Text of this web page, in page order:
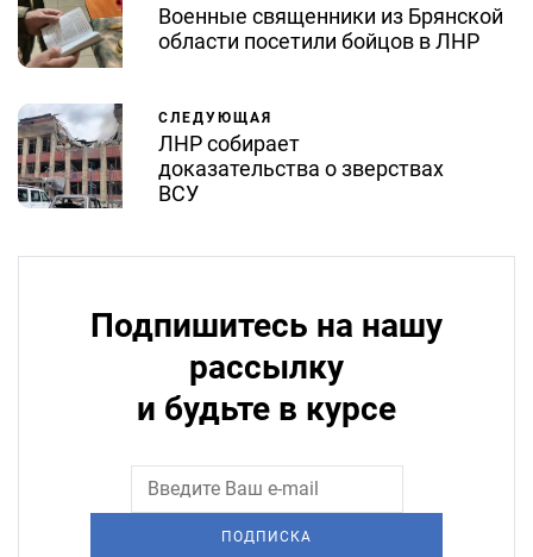
Военные священники из Брянской
области посетили бойцов в ЛНР
СЛЕДУЮЩАЯ
ЛНР собирает
доказательства о зверствах
ВСУ
Подпишитесь на нашу
рассылку
и будьте в курсе
ПОДПИСКА